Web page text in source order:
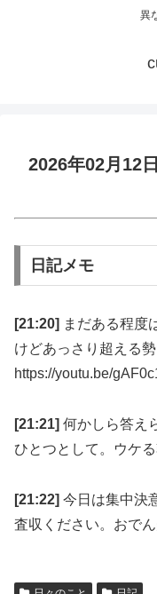
異
2026年02月12
日記メモ
[21:20] まだある程度
けどあっさり超える
https://youtu.be/
[21:21] 何かしら答え
ひとつとして。ウケ
[21:22] 今日は集中決
査収ください。おで